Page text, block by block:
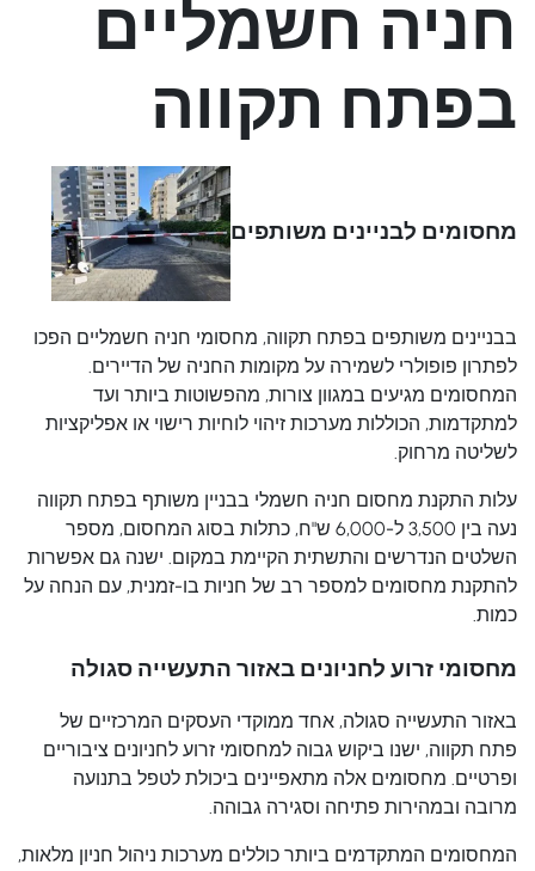
חניה חשמליים
בפתח תקווה
מחסומים לבניינים משותפים
בבניינים משותפים בפתח תקווה, מחסומי חניה חשמליים הפכו
לפתרון פופולרי לשמירה על מקומות החניה של הדיירים.
המחסומים מגיעים במגוון צורות, מהפשוטות ביותר ועד
למתקדמות, הכוללות מערכות זיהוי לוחיות רישוי או אפליקציות
לשליטה מרחוק.
עלות התקנת מחסום חניה חשמלי בבניין משותף בפתח תקווה
נעה בין 3,500 ל-6,000 ש"ח, כתלות בסוג המחסום, מספר
השלטים הנדרשים והתשתית הקיימת במקום. ישנה גם אפשרות
להתקנת מחסומים למספר רב של חניות בו-זמנית, עם הנחה על
כמות.
מחסומי זרוע לחניונים באזור התעשייה סגולה
באזור התעשייה סגולה, אחד ממוקדי העסקים המרכזיים של
פתח תקווה, ישנו ביקוש גבוה למחסומי זרוע לחניונים ציבוריים
ופרטיים. מחסומים אלה מתאפיינים ביכולת לטפל בתנועה
מרובה ובמהירות פתיחה וסגירה גבוהה.
המחסומים המתקדמים ביותר כוללים מערכות ניהול חניון מלאות,